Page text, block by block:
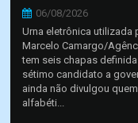
06/08/2026
Urna eletrônica utilizada
Marcelo Camargo/
tem seis chapas
sétimo candidato a
ainda não divulgou
alfabéti...